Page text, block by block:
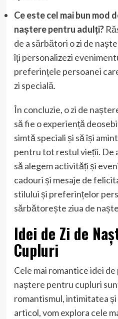
Ce este cel mai bun mod
naștere pentru adulți?
de a sărbători o zi de
îți personalizezi
preferințele persoanei
zi specială.
În concluzie, o zi de
să fie o experiență
simtă speciali și să își
pentru tot restul vieții. De
să alegem activități și
cadouri și mesaje de
stilului și preferințelor
sărbătorește ziua de
Idei de Zi de
Cupluri
Cele mai romantice idei
naștere pentru cupluri
romantismul, intimitatea
articol, vom explora cele